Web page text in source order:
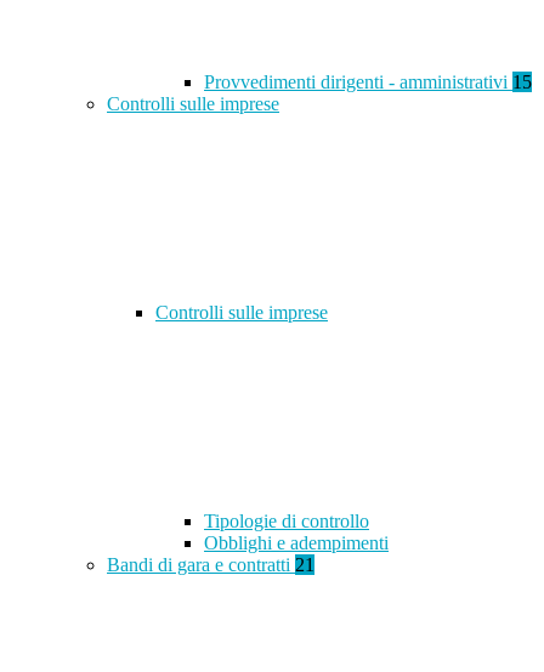
Provvedimenti dirigenti - amministrativi 15
Controlli sulle imprese
Controlli sulle imprese
Tipologie di controllo
Obblighi e adempimenti
Bandi di gara e contratti 21